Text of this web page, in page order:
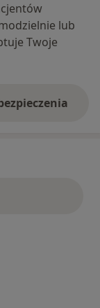
lub
Twoje